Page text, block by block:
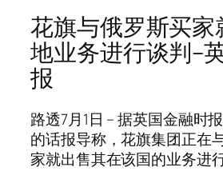
花旗与俄罗斯买家
地业务进行谈判–
报
路透7月1日 – 据英国金融时
的话报导称，花旗集团正在
家就出售其在该国的业务进